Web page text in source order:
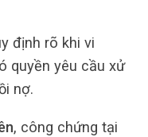
định rõ khi vi
quyền yêu cầu xử
nợ.
, công chứng tại